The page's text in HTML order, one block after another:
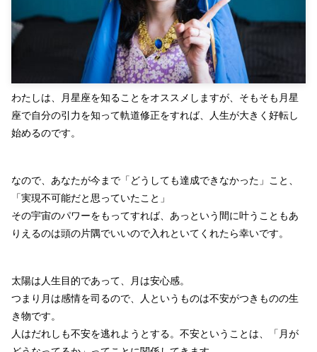
わたしは、月星座を知ることをオススメしますが、そもそも月星
座で自分の引力を知って軌道修正をすれば、人生が大きく好転し
始めるのです。
なので、あなたが今まで「どうしても達成できなかった」こと、
「実現不可能だと思っていたこと」
その宇宙のパワーをもってすれば、あっという間に叶うこともあ
りえるのは頭の片隅でいいので入れといてくれたら幸いです。
太陽は人生目的であって、月は安心感。
つまり月は感情を司るので、人というものは不安がつきものの生
き物です。
人はだれしも不安を逃れようとする。不安ということは、「月が